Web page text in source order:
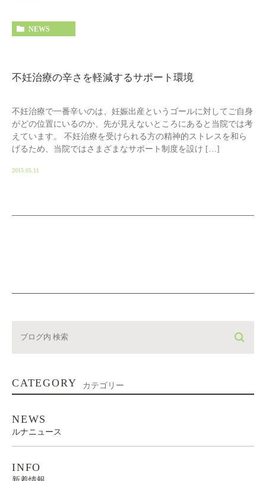
NEWS
不妊治療の辛さを軽減するサポート環境
不妊治療で一番辛いのは、妊娠出産というゴールに対してご自身
がどの位置にいるのか、先が見えないところにあると当院では考
えています。 不妊治療を受けられる方の精神的ストレスを和ら
げるため、当院ではさまざまなサポート制度を設け […]
2015.05.11
CATEGORY カテゴリー
NEWS
ルナニュース
INFO